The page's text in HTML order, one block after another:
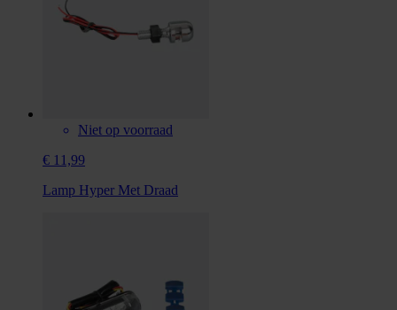
Niet op voorraad
€ 11,99
Lamp Hyper Met Draad